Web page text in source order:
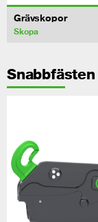
Grävskopor
Skopa
Snabbfästen